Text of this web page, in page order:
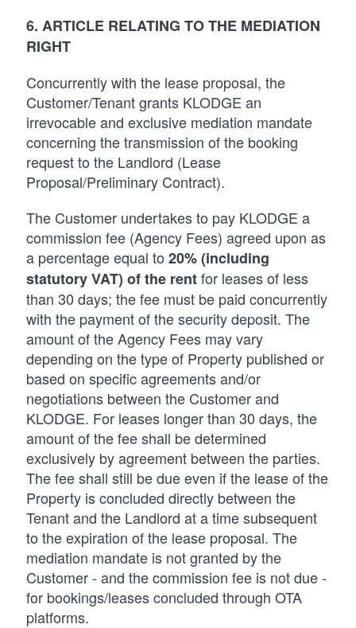
6. ARTICLE RELATING TO THE MEDIATION
RIGHT
Concurrently with the lease proposal, the
Customer/Tenant grants KLODGE an
irrevocable and exclusive mediation mandate
concerning the transmission of the booking
request to the Landlord (Lease
Proposal/Preliminary Contract).
The Customer undertakes to pay KLODGE a
commission fee (Agency Fees) agreed upon as
a percentage equal to 20% (including
statutory VAT) of the rentfor leases of less
than 30 days; the fee must be paid concurrently
with the payment of the security deposit. The
amount of the Agency Fees may vary
depending on the type of Property published or
based on specific agreements and/or
negotiations between the Customer and
KLODGE. For leases longer than 30 days, the
amount of the fee shall be determined
exclusively by agreement between the parties.
The fee shall still be due even if the lease of the
Property is concluded directly between the
Tenant and the Landlord at a time subsequent
to the expiration of the lease proposal. The
mediation mandate is not granted by the
Customer - and the commission fee is not due -
for bookings/leases concluded through OTA
platforms.